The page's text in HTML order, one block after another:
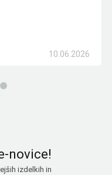
10.06.2026
novice!
izdelkih in